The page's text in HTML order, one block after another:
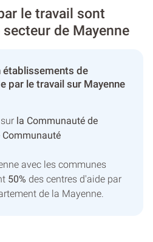
le travail sont
de Mayenne
établissements de
par le travail sur Mayenne
la Communauté de
avec les communes
50% des centres d'aide par
de la Mayenne.